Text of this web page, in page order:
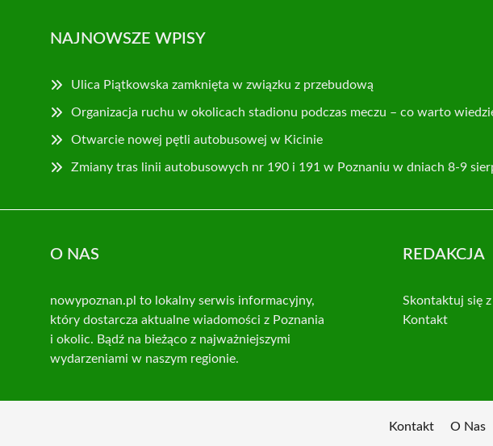
NAJNOWSZE WPISY
Ulica Piątkowska zamknięta w związku z przebudową
Organizacja ruchu w okolicach stadionu podczas meczu – co warto
Otwarcie nowej pętli autobusowej w Kicinie
Zmiany tras linii autobusowych nr 190 i 191 w Poznaniu w dniach 8-9
O NAS
nowypoznan.pl to lokalny serwis informacyjny,
który dostarcza aktualne wiadomości z Poznania
i okolic. Bądź na bieżąco z najważniejszymi
wydarzeniami w naszym regionie.
REDAKCJA
Skontaktuj się
Kontakt
Kontakt O Nas